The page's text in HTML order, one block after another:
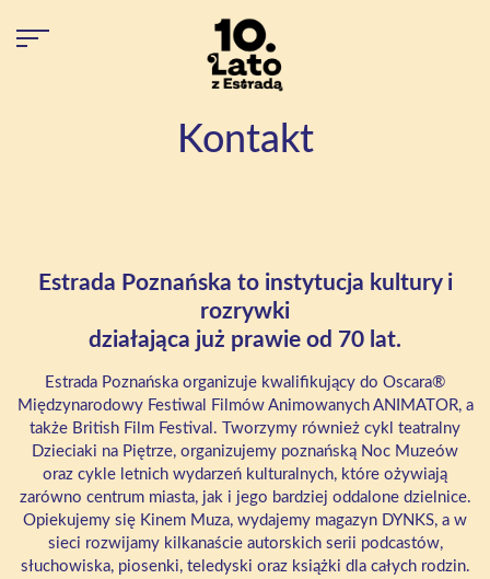
Kontakt
Estrada Poznańska to instytucja kultury i
rozrywki
działająca już prawie od 70 lat.
Estrada Poznańska organizuje kwalifikujący do Oscara®
Międzynarodowy Festiwal Filmów Animowanych ANIMATOR, a
także British Film Festival. Tworzymy również cykl teatralny
Dzieciaki na Piętrze, organizujemy poznańską Noc Muzeów
oraz cykle letnich wydarzeń kulturalnych, które ożywiają
zarówno centrum miasta, jak i jego bardziej oddalone dzielnice.
Opiekujemy się Kinem Muza, wydajemy magazyn DYNKS, a w
sieci rozwijamy kilkanaście autorskich serii podcastów,
słuchowiska, piosenki, teledyski oraz książki dla całych rodzin.